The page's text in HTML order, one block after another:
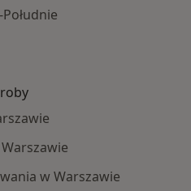
w Warszawie